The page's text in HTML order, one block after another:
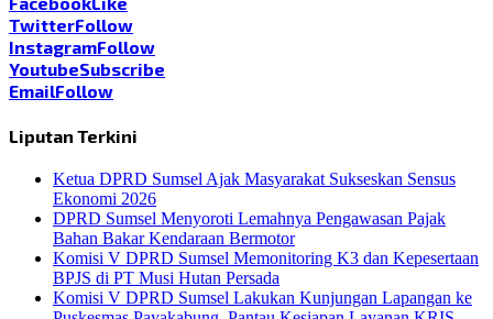
TwitterFollow
InstagramFollow
YoutubeSubscribe
EmailFollow
Liputan Terkini
Ketua DPRD Sumsel Ajak Masyarakat Sukseskan Sensus
Ekonomi 2026
DPRD Sumsel Menyoroti Lemahnya Pengawasan Pajak
Bahan Bakar Kendaraan Bermotor
Komisi V DPRD Sumsel Memonitoring K3 dan Kepesertaan
BPJS di PT Musi Hutan Persada
Komisi V DPRD Sumsel Lakukan Kunjungan Lapangan ke